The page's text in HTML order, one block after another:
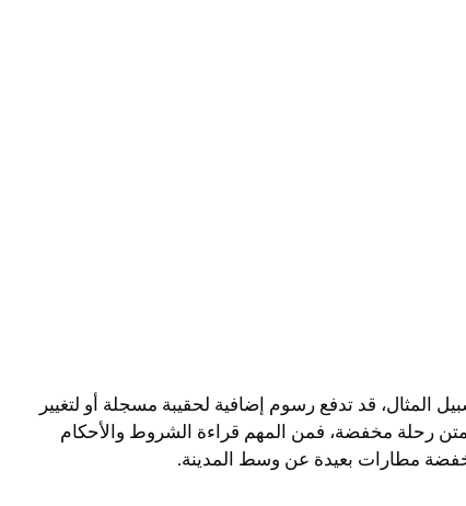
المثال، قد تدفع رسوم إضافية لحقيبة مسجلة أو لتغيير
متن رحلة مخفضة، فمن المهم قراءة الشروط والأحكام
مطارات بعيدة عن وسط المدينة.